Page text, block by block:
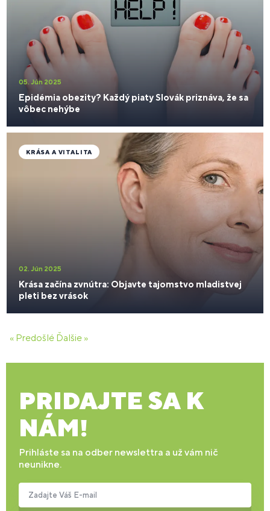
05. Jún 2025
Epidémia obezity? Každý piaty Slovák priznáva, že sa
vôbec nehýbe
02. Jún 2025
Krása začína zvnútra: Objavte tajomstvo mladistvej
pleti bez vrások
KRÁSA A VITALITA
« Predošlé Ďalšie »
PRIDAJTE SA K
NÁM!
Prihláste sa na odber newslettra a už vám nič
neunikne.
Zadajte Váš E-mail